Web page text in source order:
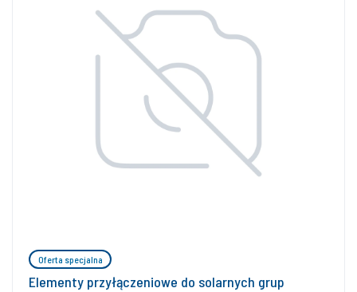
Oferta specjalna
Elementy przyłączeniowe do solarnych grup